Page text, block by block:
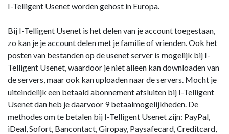
I-Telligent Usenet worden gehost in Europa.
Bij I-Telligent Usenet is het delen van je account toegestaan,
zo kan je je account delen met je familie of vrienden. Ook het
posten van bestanden op de usenet server is mogelijk bij I-
Telligent Usenet, waardoor je niet alleen kan downloaden van
de servers, maar ook kan uploaden naar de servers. Mocht je
uiteindelijk een betaald abonnement afsluiten bij I-Telligent
Usenet dan heb je daarvoor 9 betaalmogelijkheden. De
methodes om te betalen bij I-Telligent Usenet zijn: PayPal,
iDeal, Sofort, Bancontact, Giropay, Paysafecard, Creditcard,